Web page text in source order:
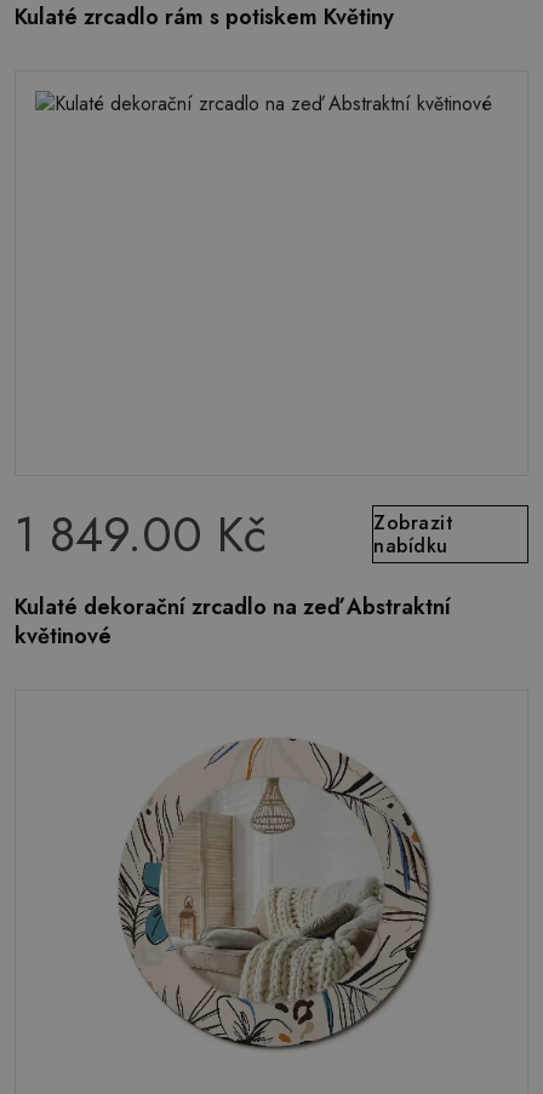
Kulaté zrcadlo rám s potiskem Květiny
1 849.00 Kč
Zobrazit
nabídku
Kulaté dekorační zrcadlo na zeď Abstraktní
květinové